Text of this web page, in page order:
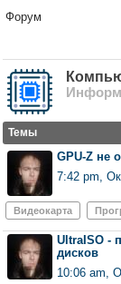
Форум
Темы
GPU-Z не
7:42 pm,
Видеокарта
UltraISO -
дисков
10:06 am,